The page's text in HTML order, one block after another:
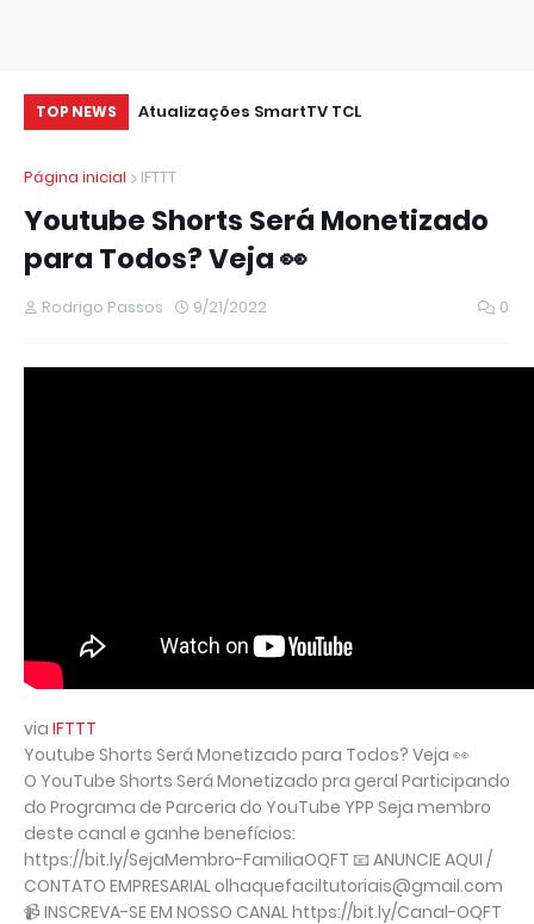
TOP NEWS Atualizações SmartTV TCL
Página inicial
IFTTT
Youtube Shorts Será Monetizado
para Todos? Veja 👀
Rodrigo Passos 9/21/2022 0
via IFTTT
Youtube Shorts Será Monetizado para Todos? Veja 👀
O YouTube Shorts Será Monetizado pra geral Participando
do Programa de Parceria do YouTube YPP Seja membro
deste canal e ganhe benefícios:
https://bit.ly/SejaMembro-FamiliaOQFT 📧 ANUNCIE AQUI /
CONTATO EMPRESARIAL olhaquefaciltutoriais@gmail.com
📹 INSCREVA-SE EM NOSSO CANAL https://bit.ly/Canal-OQFT